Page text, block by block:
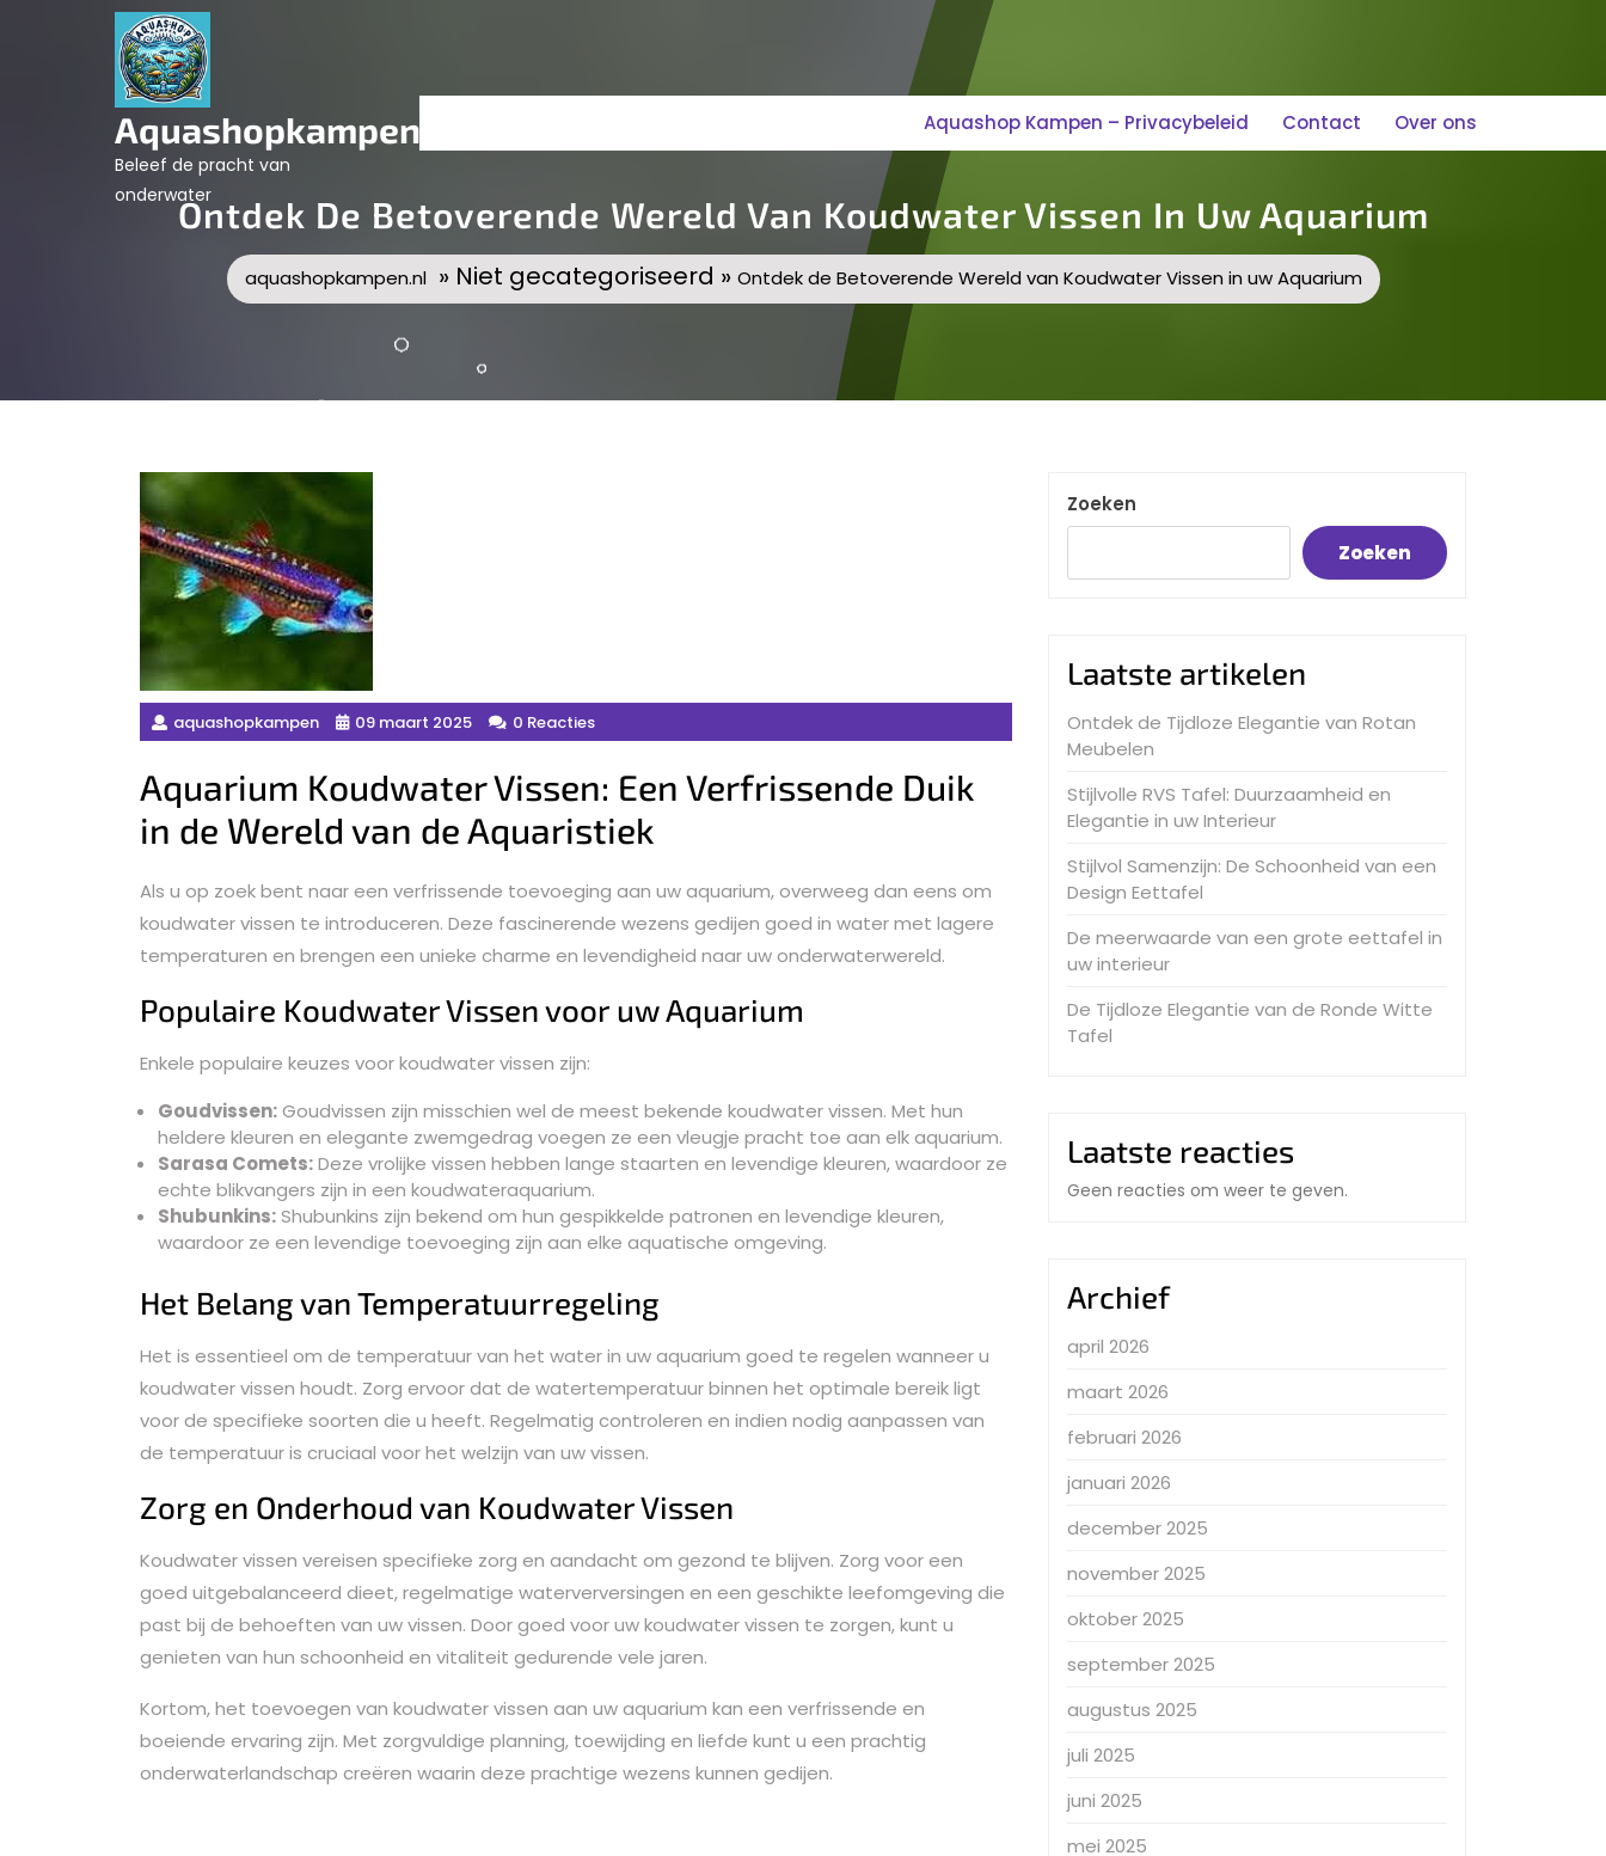
Aquashopkampen.nl
Beleef de pracht van
onderwater
Aquashop Kampen – Privacybeleid Contact Over ons
Ontdek De Betoverende Wereld Van Koudwater Vissen In Uw Aquarium
aquashopkampen.nl» Niet gecategoriseerd » Ontdek de Betoverende Wereld van Koudwater Vissen in uw Aquarium
aquashopkampen 09 maart 2025 0 Reacties
Aquarium Koudwater Vissen: Een Verfrissende Duik
in de Wereld van de Aquaristiek
Als u op zoek bent naar een verfrissende toevoeging aan uw aquarium, overweeg dan eens om
koudwater vissen te introduceren. Deze fascinerende wezens gedijen goed in water met lagere
temperaturen en brengen een unieke charme en levendigheid naar uw onderwaterwereld.
Populaire Koudwater Vissen voor uw Aquarium
Enkele populaire keuzes voor koudwater vissen zijn:
Goudvissen:Goudvissen zijn misschien wel de meest bekende koudwater vissen. Met hun
heldere kleuren en elegante zwemgedrag voegen ze een vleugje pracht toe aan elk aquarium.
Sarasa Comets:Deze vrolijke vissen hebben lange staarten en levendige kleuren, waardoor ze
echte blikvangers zijn in een koudwateraquarium.
Shubunkins:Shubunkins zijn bekend om hun gespikkelde patronen en levendige kleuren,
waardoor ze een levendige toevoeging zijn aan elke aquatische omgeving.
Het Belang van Temperatuurregeling
Het is essentieel om de temperatuur van het water in uw aquarium goed te regelen wanneer u
koudwater vissen houdt. Zorg ervoor dat de watertemperatuur binnen het optimale bereik ligt
voor de specifieke soorten die u heeft. Regelmatig controleren en indien nodig aanpassen van
de temperatuur is cruciaal voor het welzijn van uw vissen.
Zorg en Onderhoud van Koudwater Vissen
Koudwater vissen vereisen specifieke zorg en aandacht om gezond te blijven. Zorg voor een
goed uitgebalanceerd dieet, regelmatige waterverversingen en een geschikte leefomgeving die
past bij de behoeften van uw vissen. Door goed voor uw koudwater vissen te zorgen, kunt u
genieten van hun schoonheid en vitaliteit gedurende vele jaren.
Kortom, het toevoegen van koudwater vissen aan uw aquarium kan een verfrissende en
boeiende ervaring zijn. Met zorgvuldige planning, toewijding en liefde kunt u een prachtig
onderwaterlandschap creëren waarin deze prachtige wezens kunnen gedijen.
Zoeken
Zoeken
Laatste artikelen
Ontdek de Tijdloze Elegantie van Rotan
Meubelen
Stijlvolle RVS Tafel: Duurzaamheid en
Elegantie in uw Interieur
Stijlvol Samenzijn: De Schoonheid van een
Design Eettafel
De meerwaarde van een grote eettafel in
uw interieur
De Tijdloze Elegantie van de Ronde Witte
Tafel
Laatste reacties
Geen reacties om weer te geven.
Archief
april 2026
maart 2026
februari 2026
januari 2026
december 2025
november 2025
oktober 2025
september 2025
augustus 2025
juli 2025
juni 2025
mei 2025